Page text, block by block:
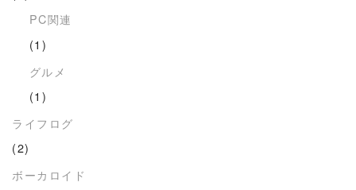
PC関連
(1)
グルメ
(1)
ライフログ
(2)
ボーカロイド